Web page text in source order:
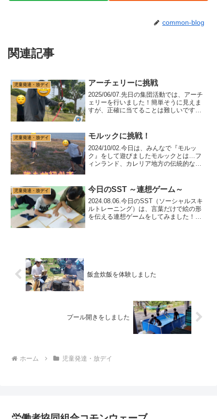
common-blog
関連記事
児童発達・放デイ アーチェリーに挑戦
2025/06/07.先日の集団活動では、アーチ
ェリーを行いました！簡単そうに見えま
すが、正確に当てることは難しいです😓
い！また、距離を離しているので、的の
中心に照準を合...
児童発達・放デイ モルックに挑戦！
2024/10/02.今日は、みんなで『モルッ
ク』をして遊びましたモルックとは…フ
ィンランド、カレリア地方の伝統的なキ
めるスポーツです✨残暑が厳しい陽射し
でしたので、爽...
児童発達・放デイ 今日のSST ～連想ゲーム～
2024.08.06.今日のSST（ソーシャルスキ
ルトレーニング）は、言葉だけで絵の形
を伝える連想ゲームをしてみました！グ
飯盒炊飯を体験しました
プール開きをしました
ホーム 児童発達・放デイ